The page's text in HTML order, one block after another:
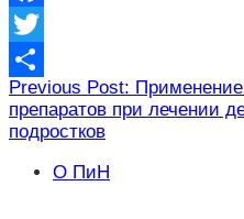
Facebook
Twitter
Отправить
Навигация
по
Previous Post:
препаратов при лечении
подростков
О ПиН